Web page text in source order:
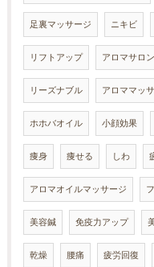
足裏マッサージ ニキビ
リフトアップ アロマサロン
リーズナブル アロママッ
ホホバオイル 小顔効果
痩身 痩せる しわ
アロマオイルマッサージ
美容鍼 免疫力アップ
乾燥 腰痛 疲労回復